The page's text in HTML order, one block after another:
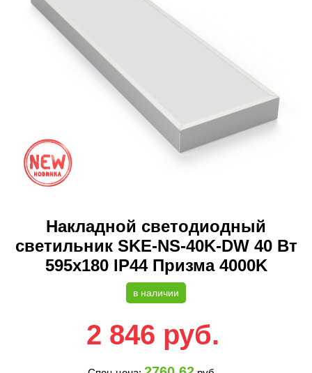
Накладной светодиодный
светильник SKE-NS-40K-DW 40 Вт
595x180 IP44 Призма 4000K
в наличии
2 846 руб.